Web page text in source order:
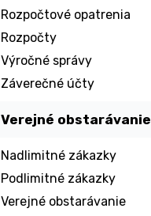
Rozpočtové opatrenia
Rozpočty
Výročné správy
Záverečné účty
Verejné obstarávanie
Nadlimitné zákazky
Podlimitné zákazky
Verejné obstarávanie